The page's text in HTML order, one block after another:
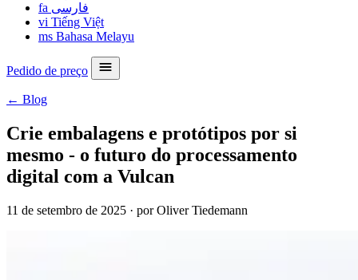
fa فارسی
vi Tiếng Việt
ms Bahasa Melayu
Pedido de preço
← Blog
Crie embalagens e protótipos por si
mesmo - o futuro do processamento
digital com a Vulcan
11 de setembro de 2025 · por Oliver Tiedemann